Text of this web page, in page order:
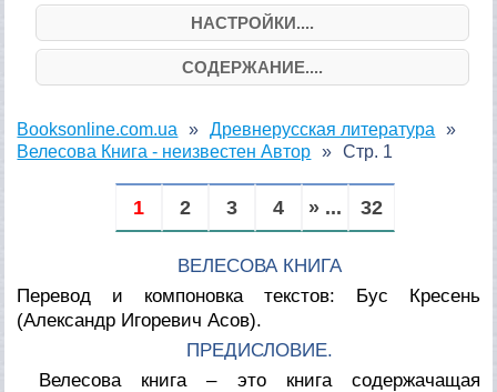
НАСТРОЙКИ....
СОДЕРЖАНИЕ....
Booksonline.com.ua
Древнерусская литература
Велесова Книга - неизвестен Автор
Стр. 1
1 2 3 4 » ... 32
ВЕЛЕСОВА КНИГА
Перевод и компоновка текстов: Бус Кресень
(Александр Игоревич Асов).
ПРЕДИСЛОВИЕ.
Велесова книга – это книга содержачащая